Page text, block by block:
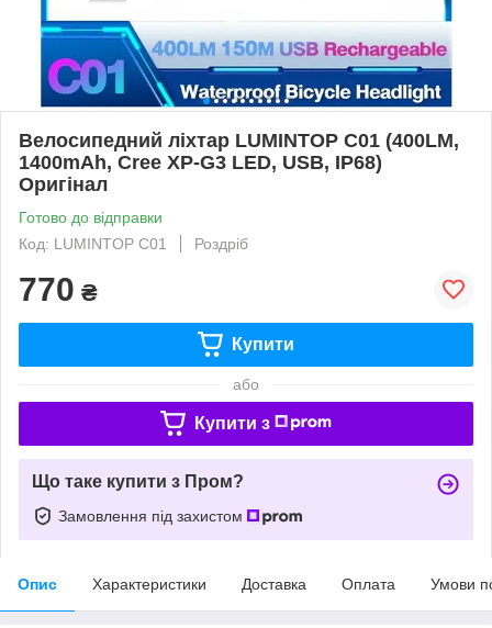
Велосипедний ліхтар LUMINTOP C01 (400LM,
1400mAh, Cree XP-G3 LED, USB, IP68)
Оригінал
Готово до відправки
Код: LUMINTOP C01
Роздріб
770 ₴
Купити
або
Купити з
Що таке купити з Пром?
Замовлення під захистом
Опис Характеристики Доставка Оплата Умови